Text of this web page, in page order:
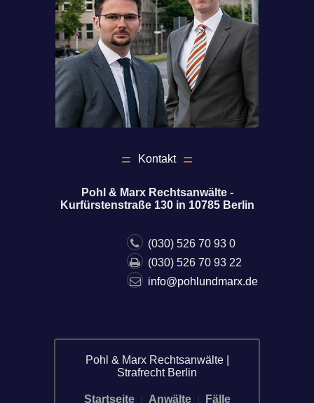
Kontakt
Pohl & Marx Rechtsanwälte -
Kurfürstenstraße 130 in 10785 Berlin
(030) 526 70 93 0
(030) 526 70 93 22
info@pohlundmarx.de
Pohl & Marx Rechtsanwälte |
Strafrecht Berlin
Startseite Anwälte Fälle